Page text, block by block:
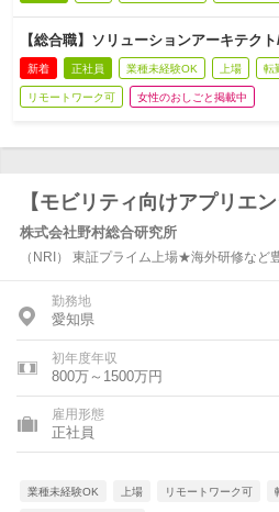
【総合職】ソリューションアーキテク
新着 正社員 業種未経験OK 上場 転
リモートワーク可 女性のおしごと掲載中
【モビリティ向けアプリエ
株式会社野村総合研究所
（NRI） 東証プライム上場★海外研修など
勤務地
愛知県
初年度年収
800万～1500万円
雇用形態
正社員
業種未経験OK 上場 リモートワーク可